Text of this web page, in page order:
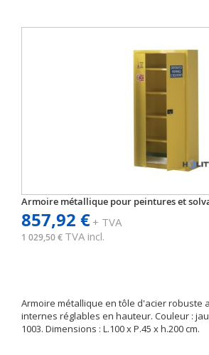
Armoire métallique pour peintures et
857,92 €+ TVA
1 029,50 € TVA incl.
Armoire métallique en tôle d'acier robuste
internes réglables en hauteur. Couleur :
1003. Dimensions : L.100 x P.45 x h.200 cm.